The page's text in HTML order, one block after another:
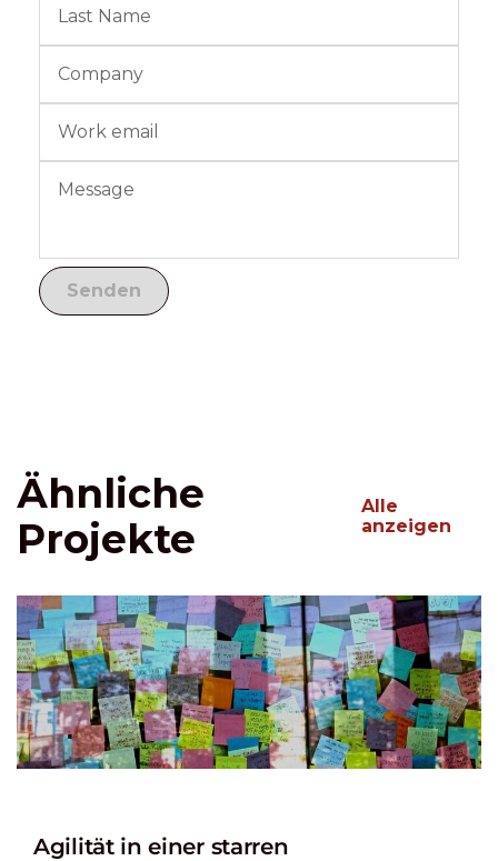
Ähnliche
Projekte
Alle
anzeigen
Agilität in einer starren